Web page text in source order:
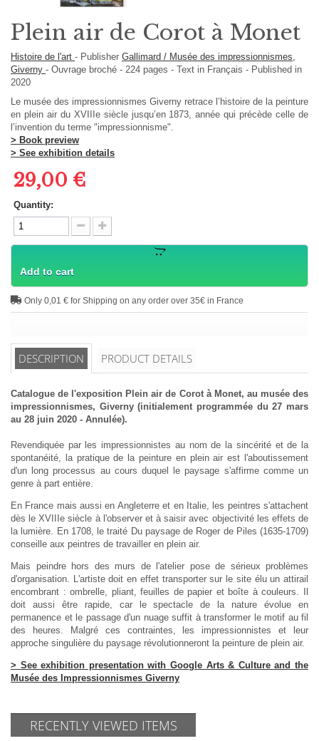
Plein air de Corot à Monet
Histoire de l'art - Publisher Gallimard / Musée des impressionnismes,
Giverny - Ouvrage broché - 224 pages - Text in Français - Published in
2020
Le musée des impressionnismes Giverny retrace l’histoire de la peinture
en plein air du XVIIIe siècle jusqu’en 1873, année qui précède celle de
l’invention du terme "impressionnisme".
> Book preview
> See exhibition details
29,00 €
Quantity:
Add to cart
Only 0,01 € for Shipping on any order over 35€ in France
DESCRIPTION PRODUCT DETAILS
Catalogue de l'exposition Plein air de Corot à Monet, au musée des
impressionnismes, Giverny (initialement programmée du 27 mars
au 28 juin 2020 - Annulée).
Revendiquée par les impressionnistes au nom de la sincérité et de la
spontanéité, la pratique de la peinture en plein air est l'aboutissement
d'un long processus au cours duquel le paysage s'affirme comme un
genre à part entière.
En France mais aussi en Angleterre et en Italie, les peintres s'attachent
dès le XVIIIe siècle à l'observer et à saisir avec objectivité les effets de
la lumière. En 1708, le traité Du paysage de Roger de Piles (1635-1709)
conseille aux peintres de travailler en plein air.
Mais peindre hors des murs de l'atelier pose de sérieux problèmes
d'organisation. L'artiste doit en effet transporter sur le site élu un attirail
encombrant : ombrelle, pliant, feuilles de papier et boîte à couleurs. Il
doit aussi être rapide, car le spectacle de la nature évolue en
permanence et le passage d'un nuage suffit à transformer le motif au fil
des heures. Malgré ces contraintes, les impressionnistes et leur
approche singulière du paysage révolutionneront la peinture de plein air.
> See exhibition presentation with Google Arts & Culture and the
Musée des Impressionnismes Giverny
RECENTLY VIEWED ITEMS